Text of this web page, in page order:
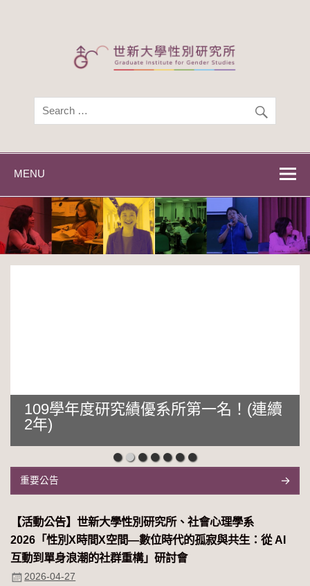
世新大學性別研
世新大學性別研究所
MENU
109學年度研究績優系所第一名！(連續
2年)
重要公告
【活動公告】世新大學性別研究所、社會心理學系
2026「性別Χ時間Χ空間—數位時代的孤寂與共生：從 AI
互動到單身浪潮的社群重構」研討會
2026-04-27